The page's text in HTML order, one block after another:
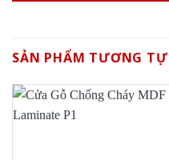
SẢN PHẨM TƯƠNG TỰ